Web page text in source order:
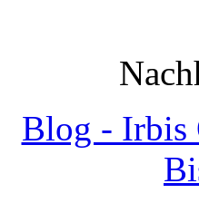
Blog - Irbis